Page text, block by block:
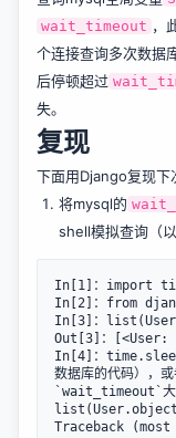
wait_timeout ，
个连接查询多次数据
后停顿超过
失。
复现
下面用Django复现下
将mysql的
shell模拟查询（
In[1]：import
In[2]：from
In[3]：
Out[3]：[<User:
In[4]：
数据库的代码），
`wait_timeout`大
Traceback